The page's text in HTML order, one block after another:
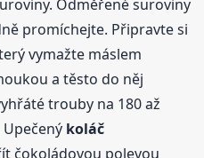
Odměřené suroviny
promíchejte. Připravte si
vymažte máslem
a těsto do něj
trouby na 180 až
Upečený koláč
čokoládovou polevou